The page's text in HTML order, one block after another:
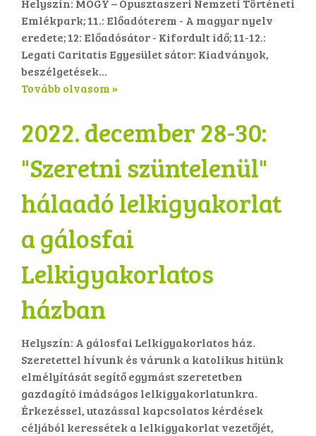
Helyszín: MOGY – Ópusztaszeri Nemzeti Történeti
Emlékpark; 11.: Előadóterem - A magyar nyelv
eredete; 12: Előadósátor - Kifordult idő; 11-12.:
Legati Caritatis Egyesület sátor: Kiadványok,
beszélgetések...
Tovább olvasom »
2022. december 28-30:
"Szeretni szüntelenül"
hálaadó lelkigyakorlat
a gálosfai
Lelkigyakorlatos
házban
Helyszín: A gálosfai Lelkigyakorlatos ház.
Szeretettel hívunk és várunk a katolikus hitünk
elmélyítását segítő egymást szeretetben
gazdagító imádságos lelkigyakorlatunkra.
Érkezéssel, utazással kapcsolatos kérdések
céljából keressétek a lelkigyakorlat vezetőjét,